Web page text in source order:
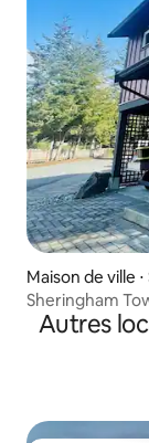
Maison de ville
Sheringham
Rental
Autres